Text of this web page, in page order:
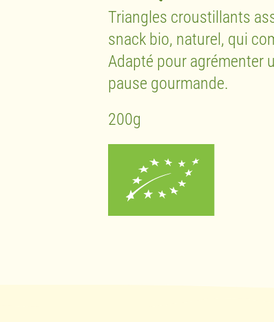
Triangles croustillants
snack bio, naturel, qui
Adapté pour agrémenter
pause gourmande.
200g